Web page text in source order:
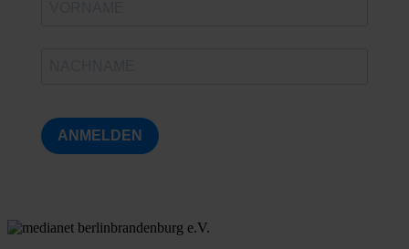
ANMELDEN